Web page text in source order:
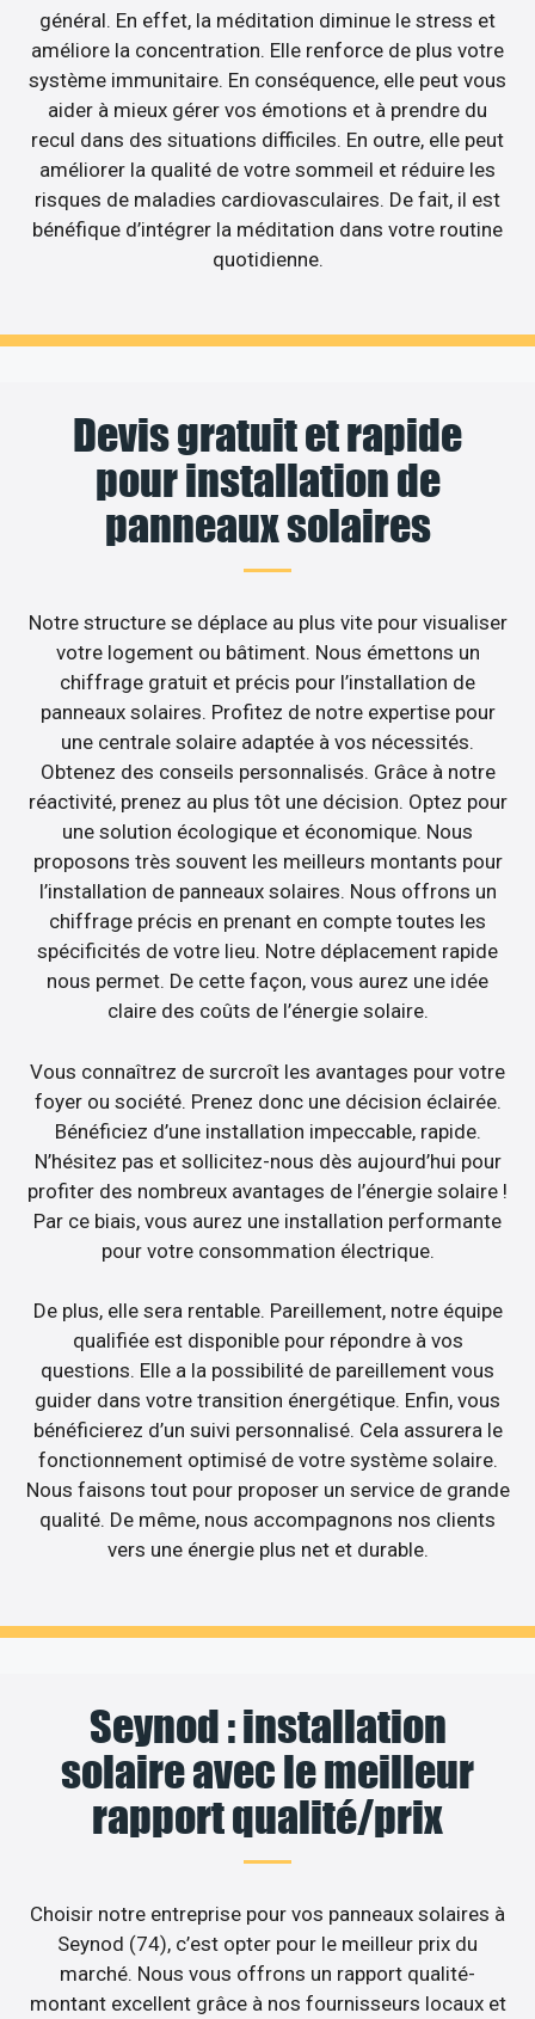
général. En effet, la méditation diminue le stress et
améliore la concentration. Elle renforce de plus votre
système immunitaire. En conséquence, elle peut vous
aider à mieux gérer vos émotions et à prendre du
recul dans des situations difficiles. En outre, elle peut
améliorer la qualité de votre sommeil et réduire les
risques de maladies cardiovasculaires. De fait, il est
bénéfique d’intégrer la méditation dans votre routine
quotidienne.
Devis gratuit et rapide
pour installation de
panneaux solaires
Notre structure se déplace au plus vite pour visualiser
votre logement ou bâtiment. Nous émettons un
chiffrage gratuit et précis pour l’installation de
panneaux solaires. Profitez de notre expertise pour
une centrale solaire adaptée à vos nécessités.
Obtenez des conseils personnalisés. Grâce à notre
réactivité, prenez au plus tôt une décision. Optez pour
une solution écologique et économique. Nous
proposons très souvent les meilleurs montants pour
l’installation de panneaux solaires. Nous offrons un
chiffrage précis en prenant en compte toutes les
spécificités de votre lieu. Notre déplacement rapide
nous permet. De cette façon, vous aurez une idée
claire des coûts de l’énergie solaire.
Vous connaîtrez de surcroît les avantages pour votre
foyer ou société. Prenez donc une décision éclairée.
Bénéficiez d’une installation impeccable, rapide.
N’hésitez pas et sollicitez-nous dès aujourd’hui pour
profiter des nombreux avantages de l’énergie solaire !
Par ce biais, vous aurez une installation performante
pour votre consommation électrique.
De plus, elle sera rentable. Pareillement, notre équipe
qualifiée est disponible pour répondre à vos
questions. Elle a la possibilité de pareillement vous
guider dans votre transition énergétique. Enfin, vous
bénéficierez d’un suivi personnalisé. Cela assurera le
fonctionnement optimisé de votre système solaire.
Nous faisons tout pour proposer un service de grande
qualité. De même, nous accompagnons nos clients
vers une énergie plus net et durable.
Seynod : installation
solaire avec le meilleur
rapport qualité/prix
Choisir notre entreprise pour vos panneaux solaires à
Seynod (74), c’est opter pour le meilleur prix du
marché. Nous vous offrons un rapport qualité-
montant excellent grâce à nos fournisseurs locaux et